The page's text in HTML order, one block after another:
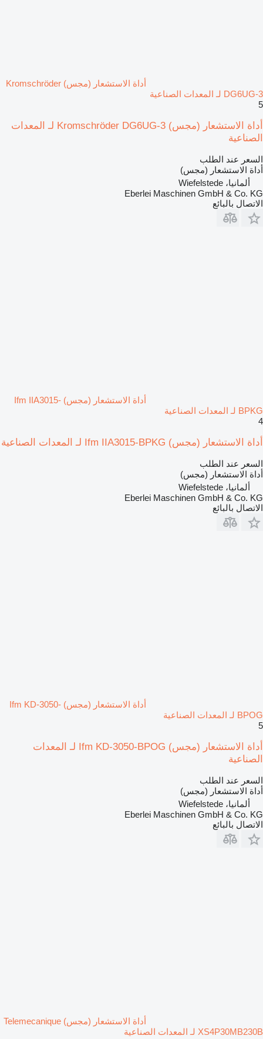
أداة الاستشعار (مجس) Kromschröder
DG6UG-3 لـ المعدات الصناعية
5
أداة الاستشعار (مجس) Kromschröder DG6UG-3 لـ المعدات
الصناعية
السعر عند الطلب
أداة الاستشعار (مجس)
ألمانيا، Wiefelstede
Eberlei Maschinen GmbH & Co. KG
الاتصال بالبائع
أداة الاستشعار (مجس) Ifm IIA3015-
BPKG لـ المعدات الصناعية
4
أداة الاستشعار (مجس) Ifm IIA3015-BPKG لـ المعدات الصناعية
السعر عند الطلب
أداة الاستشعار (مجس)
ألمانيا، Wiefelstede
Eberlei Maschinen GmbH & Co. KG
الاتصال بالبائع
أداة الاستشعار (مجس) Ifm KD-3050-
BPOG لـ المعدات الصناعية
5
أداة الاستشعار (مجس) Ifm KD-3050-BPOG لـ المعدات
الصناعية
السعر عند الطلب
أداة الاستشعار (مجس)
ألمانيا، Wiefelstede
Eberlei Maschinen GmbH & Co. KG
الاتصال بالبائع
أداة الاستشعار (مجس) Telemecanique
XS4P30MB230B لـ المعدات الصناعية